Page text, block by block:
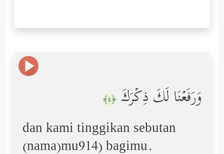
وَرَفَعۡنَا لَكَ ذِكۡرَكَ ﴿٤﴾
dan kami tinggikan sebutan
(nama)mu914) bagimu.